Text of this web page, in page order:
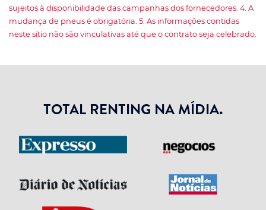
sujeitos à disponibilidade das campanhas dos fornecedores. 4. A
mudança de pneus é obrigatória. 5. As informações contidas
neste sítio não são vinculativas até que o contrato seja celebrado.
TOTAL RENTING NA MÍDIA.